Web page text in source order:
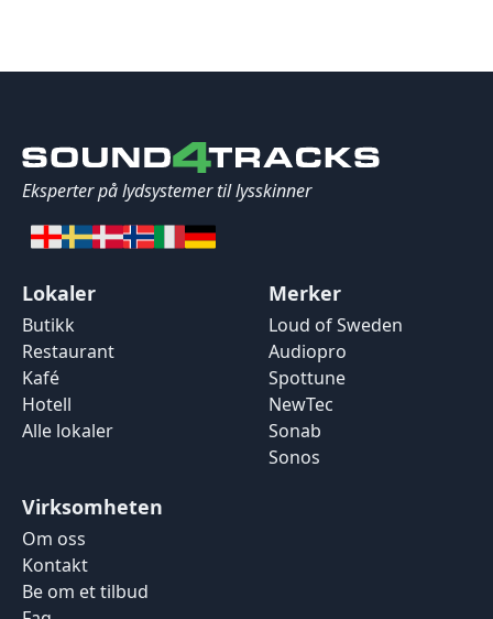
Eksperter på lydsystemer til lysskinner
Lokaler
Butikk
Restaurant
Kafé
Hotell
Alle lokaler
Merker
Loud of Sweden
Audiopro
Spottune
NewTec
Sonab
Sonos
Virksomheten
Om oss
Kontakt
Be om et tilbud